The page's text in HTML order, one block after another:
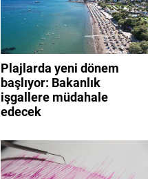
Plajlarda yeni dönem
başlıyor: Bakanlık
işgallere müdahale
edecek